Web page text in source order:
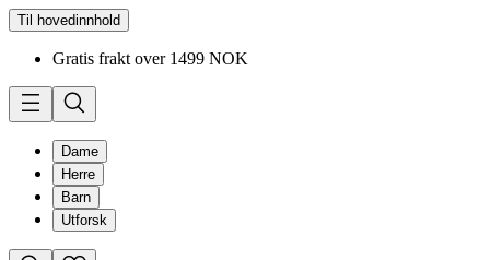
Til hovedinnhold
Gratis frakt over 1499 NOK
Dame
Herre
Barn
Utforsk